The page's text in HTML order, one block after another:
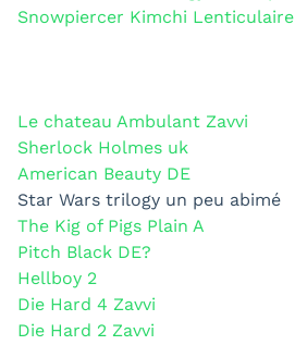
Snowpiercer Kimchi Lenticulaire
Le chateau Ambulant Zavvi
Sherlock Holmes uk
American Beauty DE
Star Wars trilogy un peu abimé
The Kig of Pigs Plain A
Pitch Black DE?
Hellboy 2
Die Hard 4 Zavvi
Die Hard 2 Zavvi